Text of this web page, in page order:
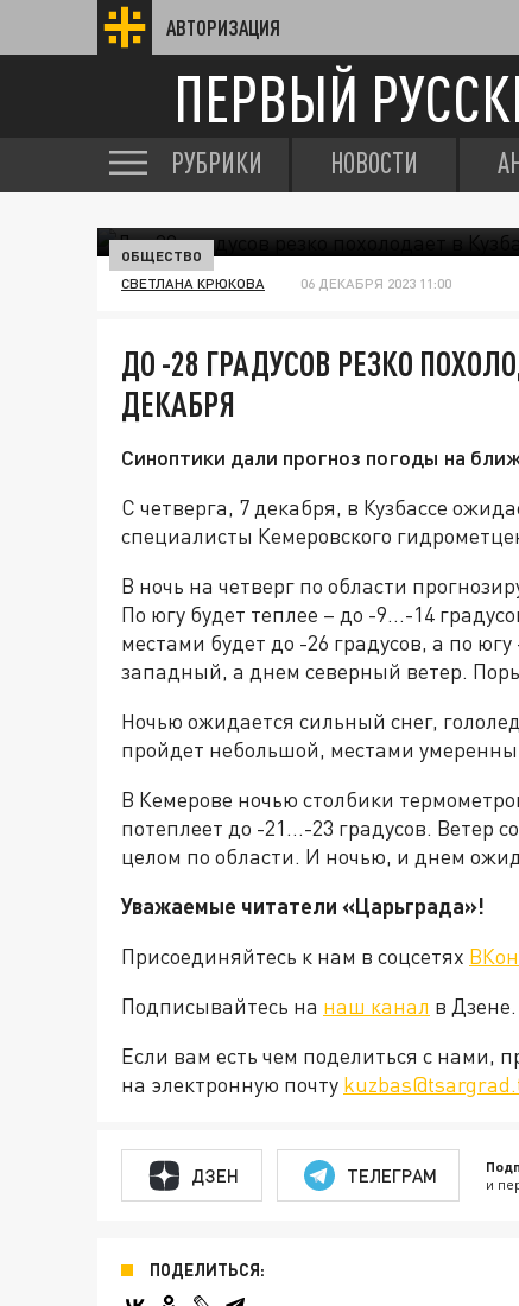
АВТОРИЗАЦИЯ
ПЕРВЫЙ
РУБРИКИ НОВОСТИ
ОБЩЕСТВО
СВЕТЛАНА КРЮКОВА 06 ДЕКАБРЯ 2023 11:00
ДО -28 ГРАДУСОВ РЕЗКО
ДЕКАБРЯ
Синоптики дали прогноз погоды на
С четверга, 7 декабря, в Кузбассе
специалисты Кемеровского
В ночь на четверг по области
По югу будет теплее – до -9…-14
местами будет до -26 градусов, а по
западный, а днем северный ветер.
Ночью ожидается сильный снег,
пройдет небольшой, местами
В Кемерове ночью столбики
потеплеет до -21…-23 градусов. Ветер
целом по области. И ночью, и днем
Уважаемые читатели «Царьграда»!
Присоединяйтесь к нам в соцсетях
Подписывайтесь на наш канал в
Если вам есть чем поделиться с нами,
на электронную почту
ДЗЕН ТЕЛЕГРАМ и
ПОДЕЛИТЬСЯ: